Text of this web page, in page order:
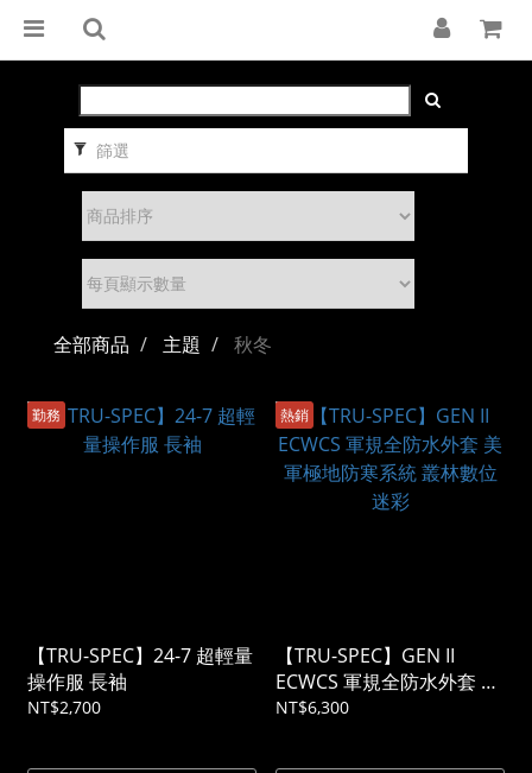
篩選
全部商品 主題 秋冬
勤務
【TRU-SPEC】24-7 超輕量
操作服 長袖
NT$2,700
熱銷
【TRU-SPEC】GEN II
ECWCS 軍規全防水外套 美
軍極地防寒系統 叢林數位
NT$6,300